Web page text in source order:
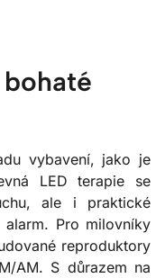
vybavení, jako je
LED terapie se
ale i praktické
Pro milovníky
reproduktory
AM. S důrazem na